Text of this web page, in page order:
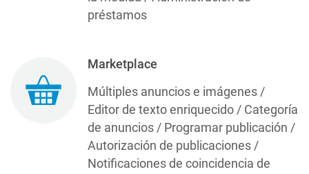
préstamos
Marketplace
Múltiples anuncios e imágenes /
Editor de texto enriquecido / Categoría
de anuncios / Programar publicación /
Autorización de publicaciones /
Notificaciones de coincidencia de